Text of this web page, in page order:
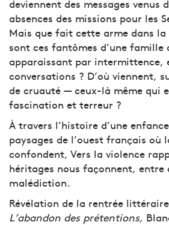
deviennent des messages venus
absences des missions pour les
Mais que fait cette arme dans
sont ces fantômes d’une famille
apparaissant par intermittence,
conversations ? D’où viennent,
de cruauté — ceux-là même qui
fascination et terreur ?
À travers l’histoire d’une
paysages de l’ouest français où
confondent, Vers la violence
héritages nous façonnent, entre
malédiction.
Révélation de la rentrée littéraire
L’abandon des prétentions,